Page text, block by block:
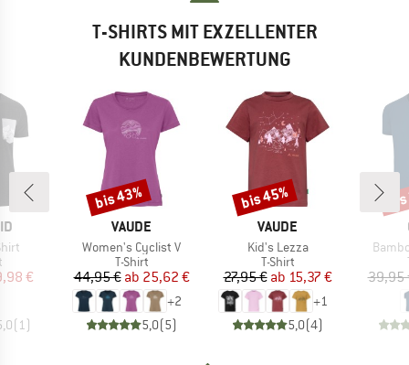
T-SHIRTS MIT EXZELLENTER
KUNDENBEWERTUNG
Preis
€
(1)
MARKE
VAUDE
Artikel
Women's Cyclist V
Produktgruppe
T-Shirt
Preis
44,95 € reduzierter Preis
ab 25,62 €
+2
5,0(5)
Rabatt
bis 43%
MARKE
VAUDE
Artikel
Kid's Lezza
Produktgruppe
T-Shirt
Preis
27,95 € reduzierter Preis
ab 15,37 €
+1
5,0(4)
Rabatt
bis 45%
Artikel
39,95